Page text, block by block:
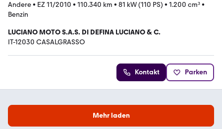
Andere• EZ 11/2010 • 110.340 km • 81 kW (110 PS) • 1.200 cm³•
Benzin
LUCIANO MOTO S.A.S. DI DEFINA LUCIANO & C.
IT-12030 CASALGRASSO
Kontakt Parken
Mehr laden